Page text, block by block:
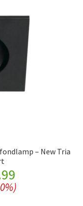
– New Tria
Current
price